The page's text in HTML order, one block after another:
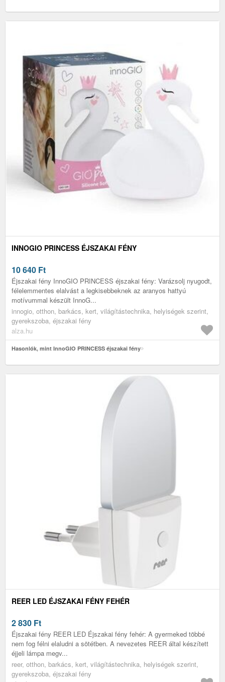
INNOGIO PRINCESS ÉJSZAKAI FÉNY
10 640 Ft
Éjszakai fény InnoGIO PRINCESS éjszakai fény: Varázsolj nyugodt,
félelemmentes elalvást a legkisebbeknek az aranyos hattyú
motívummal készült InnoG...
innogio, otthon, barkács, kert, világítástechnika, helyiségek szerint,
gyerekszoba, éjszakai fény
alza.hu
Hasonlók, mint InnoGIO PRINCESS éjszakai fény
REER LED ÉJSZAKAI FÉNY FEHÉR
2 830 Ft
Éjszakai fény REER LED Éjszakai fény fehér: A gyermeked többé
nem fog félni elaludni a sötétben. A nevezetes REER által készített
éjjeli lámpa megv...
reer, otthon, barkács, kert, világítástechnika, helyiségek szerint,
gyerekszoba, éjszakai fény